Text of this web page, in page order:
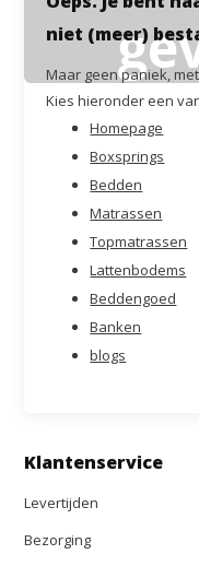
Klantenservice
Levertijden
Bezorging
niet (meer)
Maar geen paniek,
Kies hieronder een
Homepage
Boxsprings
Bedden
Matrassen
Topmatrassen
Lattenbodems
Beddengoed
Banken
blogs